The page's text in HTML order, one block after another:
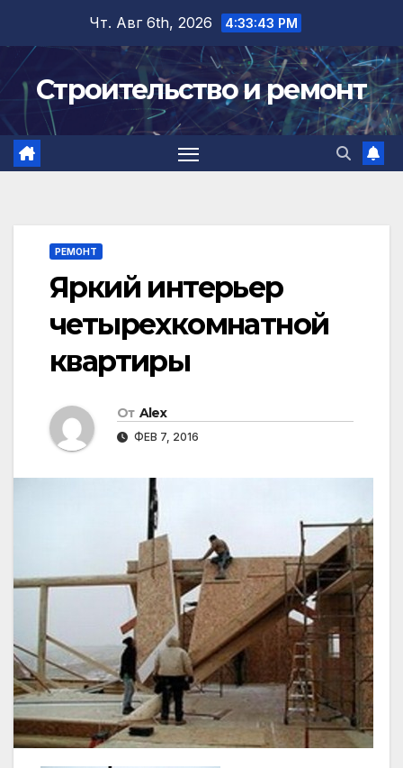
содержимому
Чт. Авг 6th, 2026 4:33:44 PM
Строительство и ремонт
РЕМОНТ
Яркий интерьер
четырехкомнатной
квартиры
От Alex
ФЕВ 7, 2016